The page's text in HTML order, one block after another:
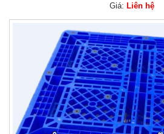
Giá: Liên hệ